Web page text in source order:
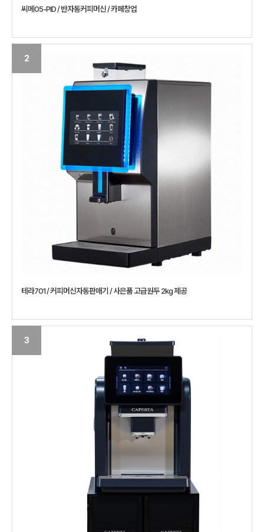
씨메05-PID / 반자동커피머신 / 카페창업
2
테라701 / 커피머신자동판매기 / 사은품 고급원두 2kg 제공
3